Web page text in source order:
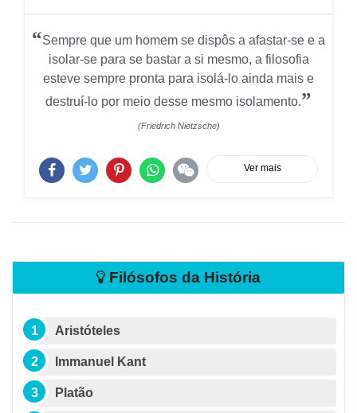
“Sempre que um homem se dispôs a afastar-se e a
isolar-se para se bastar a si mesmo, a filosofia
esteve sempre pronta para isolá-lo ainda mais e
destruí-lo por meio desse mesmo isolamento.”
(Friedrich Nietzsche)
Ver mais
Filósofos da História
Aristóteles
Immanuel Kant
Platão